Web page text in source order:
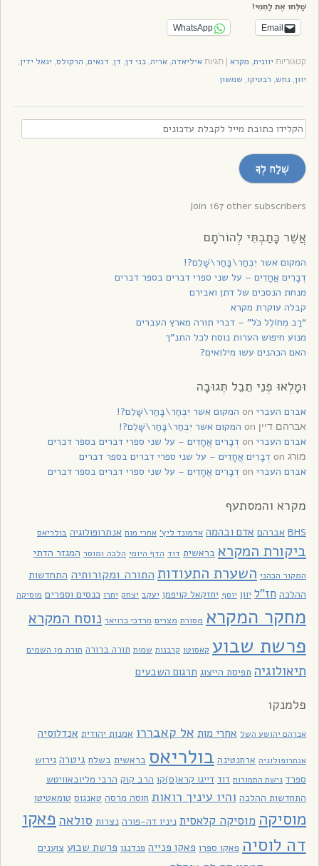
שַׁלְּחוּ אֶת לַחְמִי!
Email
WhatsApp
קטגוריות יוונית, מקרא |תגיותאיליאדה,אריה,בני דן, דן, דנאים, הרקולס, יגאל ידין,
יוון, נחש, רבטיקו, שמשון
הקלידו
כתובת
מייל
לקבלת
עדכונים
שְׁלַח לְךָ
Join 167 other subscribers
אֲשֶׁר כָּתַבְתִּי לְהוֹרֹתָם
המקום אשר יִבְחַר\בָּחַר\שָׁלֵם?!
דְבָרִים אֲחָדִים – על שני ספרי דברים בספר דברים
מנחת הנסכים של דתן ואבירם
קבלה עוקרת מקרא
“רַב מְחוֹלֵל כֹּל” – דברי תורה מארץ העברים
מנוע חיפוש הערות נוסח לכל התנ”ך
האם הכהנים עשו מילואים?
וּמָלְאוּ פְנֵי תֵבֵל תְּגוּבָה
אברם העברי המקום אשר יִבְחַר\בָּחַר\שָׁלֵם?!
אברהם דיין
המקום אשר יִבְחַר\בָּחַר\שָׁלֵם?!
אברם העברי
דְבָרִים אֲחָדִים – על שני ספרי דברים בספר דברים
מורג
דְבָרִים אֲחָדִים – על שני ספרי דברים בספר דברים
אברם העברי
דְבָרִים אֲחָדִים – על שני ספרי דברים בספר דברים
מקרא והמסתעף
BHS אברהם אדם ובהמה אדמונד ליץ' אחרי מות אנתרופולוגיה בולריאס
ביקורת המקרא בראשית דוד הדף היומי הלכה ומוסר המגזר הדתי
המקור הכהני השערת התעודות התורה ומקורותיה התחדשות
ההלכה חז"ל יוון יוסף יחזקאל קויפמן יעקב יצחק יתרו כנסים וספרים מוסיקה
מחקר המקרא מסורת מצרים מרדכי ברויאר נוסח המקרא
פרשת שבוע קאסוטו קרבנות שמות תורה ברורה תורה מן השמים
תיאולוגיה תפיסת הייצוג תרגום השבעים
פלמנקו
אברהם יהושע השל אחרי מות אל קאבררו אמנות יהודית אנדלוסיה
אנתרופולוגיה ארחנטינה בולריאס בראשית בשלח גיטרה גירוש
ספרד גישת התמורות דוד דייגו קרא(ס)קו הרב קוק הרבי מליובאוויטש
התחדשות ההלכה והיו עיניך רואות חוסה מרסה טאנגוס טומאטיטו
מוסיקה מוסיקה קלאסית ניניו דה-פורה נצרות סולאה פאקו
דה לוסיה פאקו ספרו פאקו פנייה פנדנגו פרשת שבוע צוענים